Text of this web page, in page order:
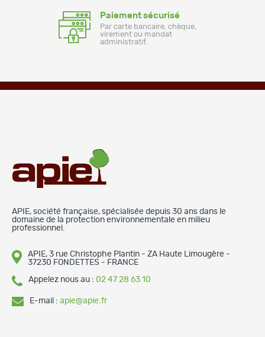
Paiement sécurisé
Par carte bancaire, chèque,
virement ou mandat
administratif.
APIE, société française, spécialisée depuis 30 ans dans le
domaine de la protection environnementale en milieu
professionnel.
APIE, 3 rue Christophe Plantin - ZA Haute Limougère -
37230 FONDETTES - FRANCE
Appelez nous au : 02 47 28 63 10
E-mail : apie@apie.fr